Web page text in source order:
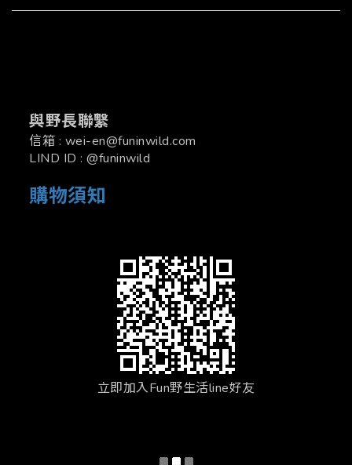
與野長聯繫
信箱 : wei-en@funinwild.com
LIND ID : @funinwild
購物須知
立即加入Fun野生活line好友